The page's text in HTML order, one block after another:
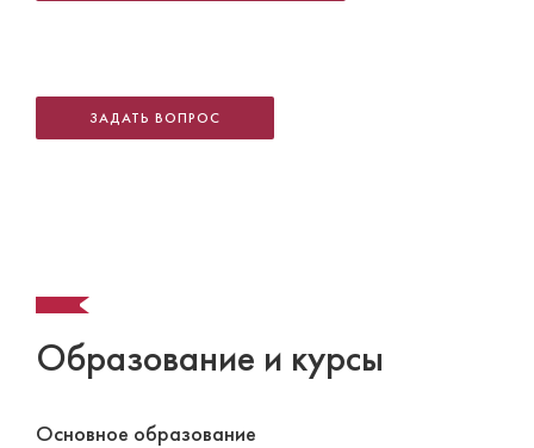
ЗАДАТЬ ВОПРОС
Образование и курсы
Основное образование